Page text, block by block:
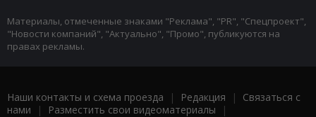
Материалы, отмеченные знаками "Реклама", "PR", "Спецпроект",
"Новости компаний", "Актуально", "Промо", публикуются на
правах рекламы.
Наши контакты и схема проезда | Редакция | Связаться с
нами | Разместить свои видеоматериалы |